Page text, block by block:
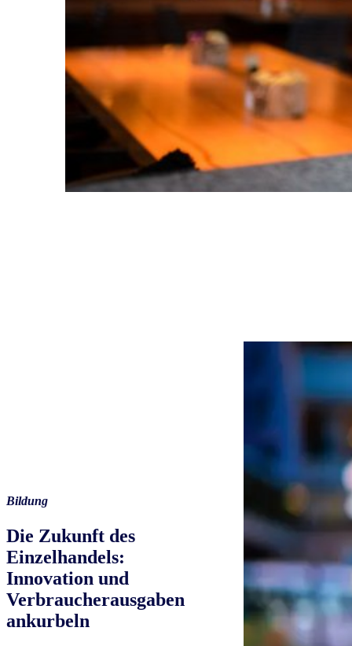
Bildung
Die Zukunft des
Einzelhandels:
Innovation und
Verbraucherausgaben
ankurbeln